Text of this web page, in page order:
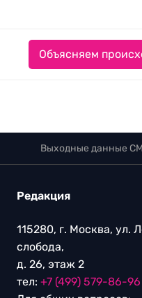
Объясняем
Выходные данные
Редакция
115280, г. Москва, ул.
слобода,
д. 26, этаж 2
тел: +7 (499) 579-86-96